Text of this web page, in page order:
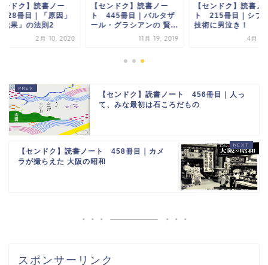
ンドク】読書ノー
冊目｜「原因」
結果」の法則2
2月 10, 2020
【センドク】読書ノー
ト 445冊目｜バルタザ
ール・グラシアンの 賢...
11月 19, 2019
【センドク】読書ノ
ト 215冊目｜シブ
技術に男泣き！
4月 3,
【センドク】読書ノート 456冊目｜人っ
て、みな最初は石ころだもの
【センドク】読書ノート 458冊目｜カメ
ラが撮らえた 大阪の昭和
スポンサーリンク